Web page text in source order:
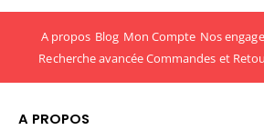
A propos Blog Mon Compte Nos
Recherche avancéeCommandes et
A PROPOS